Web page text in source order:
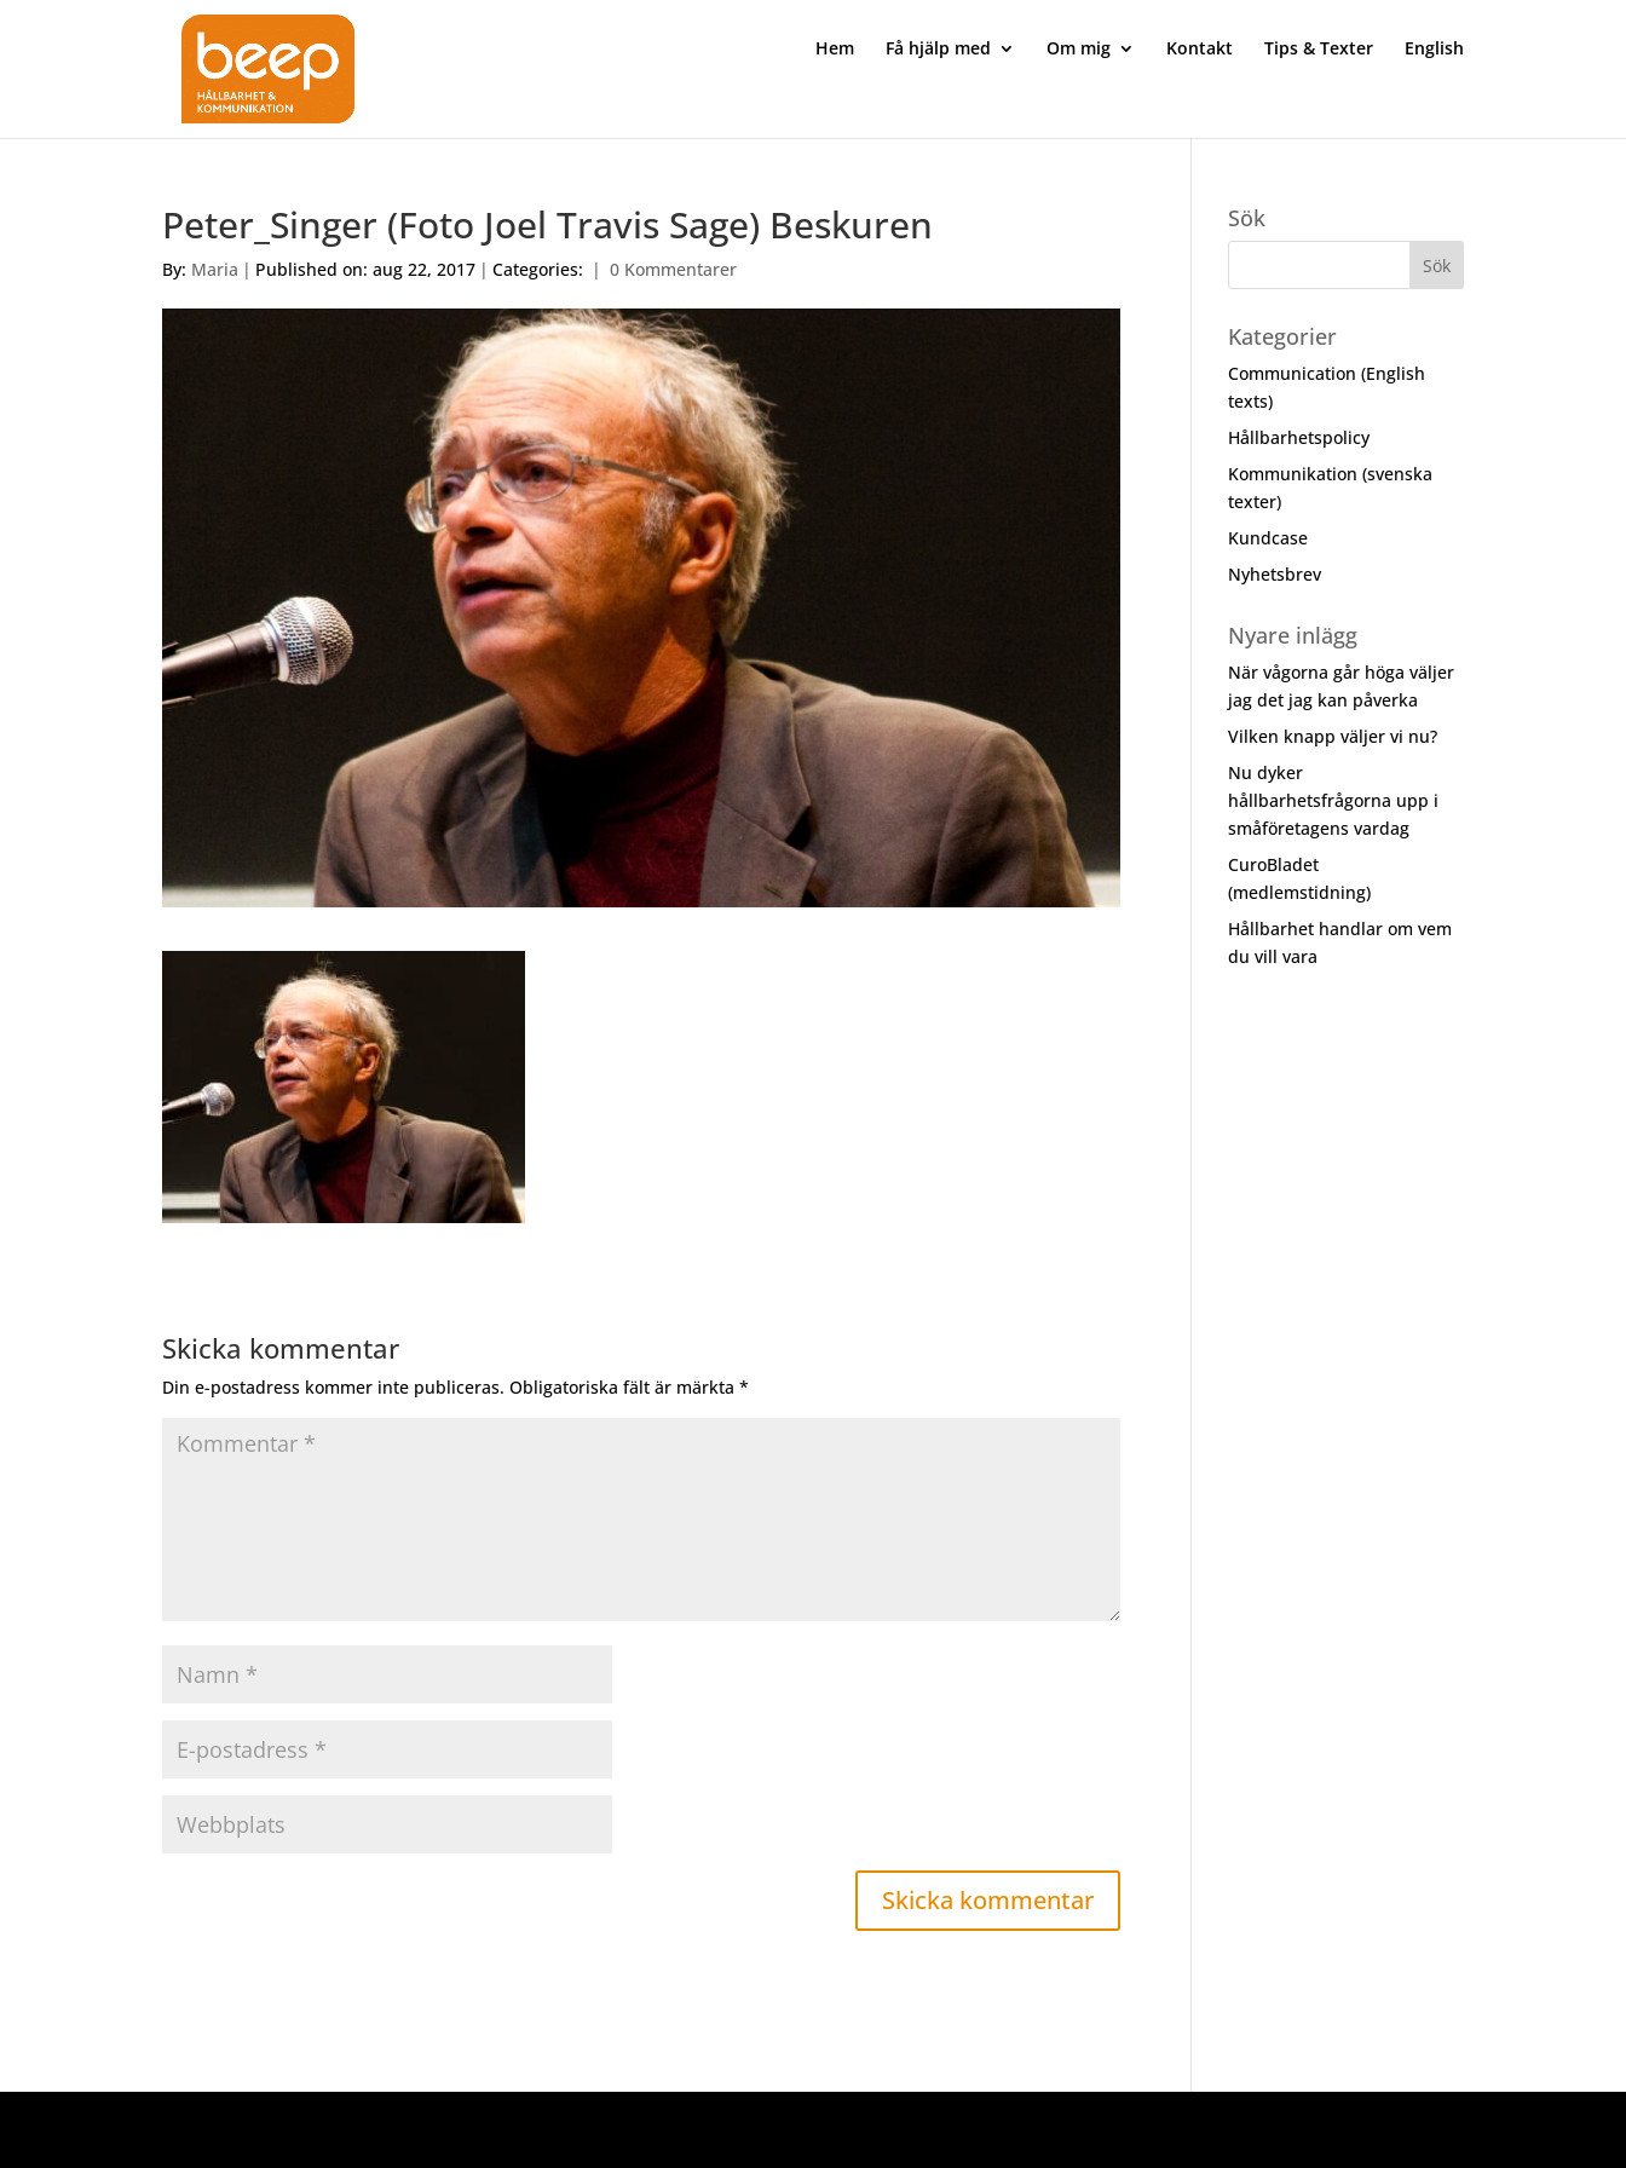
Hem Få hjälp med Om mig Kontakt Tips & Texter English
Peter_Singer (Foto Joel Travis Sage) Beskuren
By: Maria | Published on: aug 22, 2017 | Categories: | 0 Kommentarer
Skicka kommentar
Din e-postadress kommer inte publiceras. Obligatoriska fält är märkta*
Sök
Kategorier
Communication (English
texts)
Hållbarhetspolicy
Kommunikation (svenska
texter)
Kundcase
Nyhetsbrev
Nyare inlägg
När vågorna går höga väljer
jag det jag kan påverka
Vilken knapp väljer vi nu?
Nu dyker
hållbarhetsfrågorna upp i
småföretagens vardag
CuroBladet
(medlemstidning)
Hållbarhet handlar om vem
du vill vara